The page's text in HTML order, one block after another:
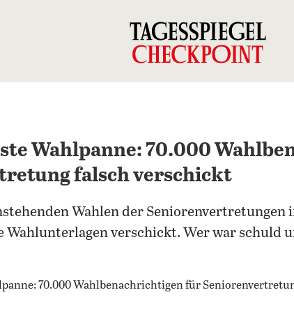
Wahlpanne: 70.000
falsch verschickt
Wahlen der Seniorenvertretungen
Wahlunterlagen verschickt. Wer war schuld